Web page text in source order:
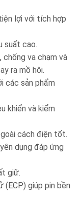
lợi với tích hợp
suất cao.
va chạm và
ra mồ hôi.
các sản phẩm
khiển và kiểm
cách điện tốt.
dụng đáp ứng
giữ.
giúp pin bền